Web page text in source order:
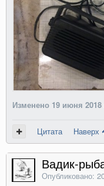
Изменено 19 июня 2018
Цитата Наверх
Вадик-
Опубликовано: